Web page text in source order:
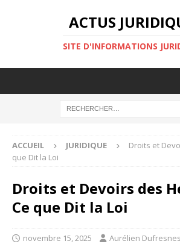
ACTUS
SITE D'INFORMATIONS
ACCUEIL JURIDIQUE
Droits et
que Dit la Loi
Droits et Devoirs des
Ce que Dit la Loi
novembre 15, 2025 Aurélien Dufresnes